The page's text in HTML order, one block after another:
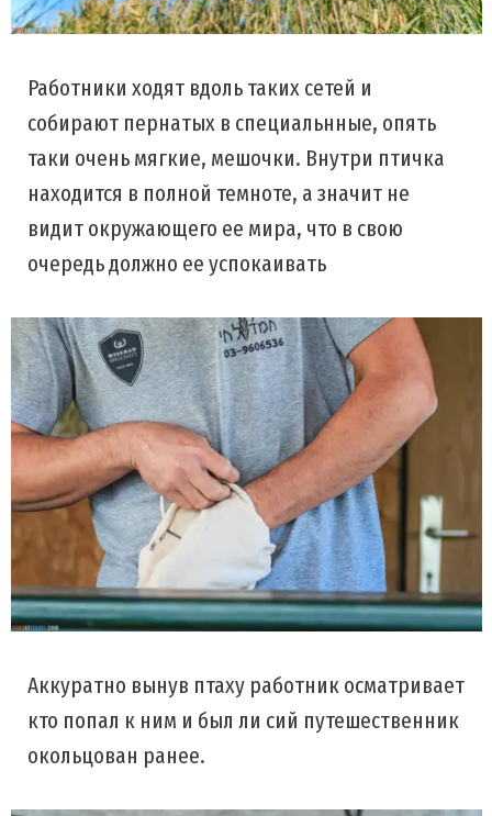
Работники ходят вдоль таких сетей и
собирают пернатых в специальнные, опять
таки очень мягкие, мешочки. Внутри птичка
находится в полной темноте, а значит не
видит окружающего ее мира, что в свою
очередь должно ее успокаивать
Аккуратно вынув птаху работник осматривает
кто попал к ним и был ли сий путешественник
окольцован ранее.